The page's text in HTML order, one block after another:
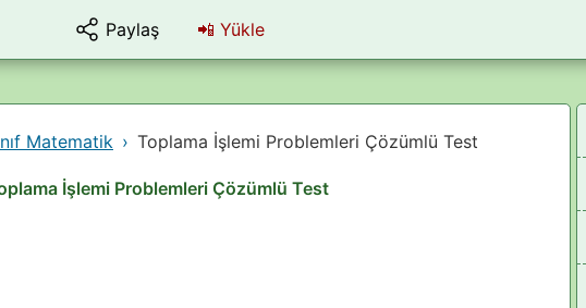
Paylaş 📲 Yükle
Matematik Toplama İşlemi Problemleri Çözümlü Test
İşlemi Problemleri Çözümlü Test